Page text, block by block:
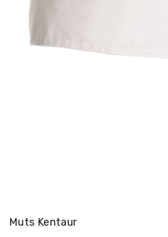
Muts Kentaur